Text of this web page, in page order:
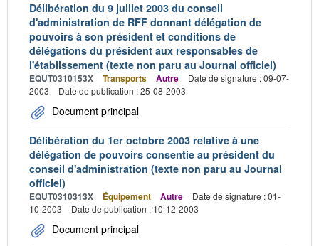
Délibération du 9 juillet 2003 du conseil
d'administration de RFF donnant délégation de
pouvoirs à son président et conditions de
délégations du président aux responsables de
l'établissement (texte non paru au Journal officiel)
EQUT0310153X Transports Autre
Date de signature : 09-07-
2003
Date de publication : 25-08-2003
Document principal
Délibération du 1er octobre 2003 relative à une
délégation de pouvoirs consentie au président du
conseil d'administration (texte non paru au Journal
officiel)
EQUT0310313X Équipement Autre
Date de signature : 01-
10-2003
Date de publication : 10-12-2003
Document principal